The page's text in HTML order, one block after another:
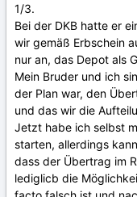
1/3.
Bei der DKB hatte er
wir gemäß Erbschein
nur an, das Depot als
Mein Bruder und ich
der Plan war, den
und das wir die
Jetzt habe ich selbst
starten, allerdings
dass der Übertrag im
lediglicb die